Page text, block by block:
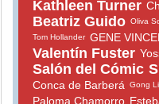
Kathleen Turner
Beatriz Guido Oliva
Tom Hollander GENE
Valentín Fuster
Salón del Cómic
Conca de Barberá Gong Li
Paloma Chamorro